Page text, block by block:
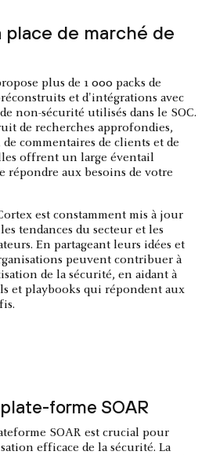
de marché de
plus de 1 000 packs de
et d'intégrations avec
non-sécurité utilisés dans le SOC.
de recherches approfondies,
commentaires de clients et de
offrent un large éventail
répondre aux besoins de votre
est constamment mis à jour
tendances du secteur et les
En partageant leurs idées et
peuvent contribuer à
de la sécurité, en aidant à
et playbooks qui répondent aux
forme SOAR
SOAR est crucial pour
efficace de la sécurité. La